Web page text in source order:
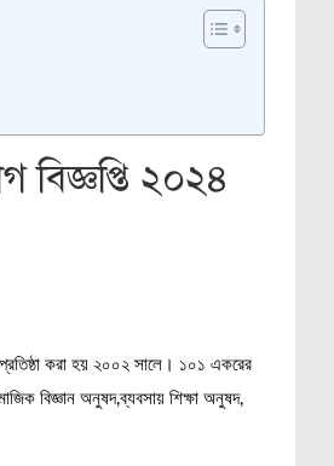
বিজ্ঞপ্তি ২০২৪
প্রতিষ্ঠা করা হয় ২০০২ সালে। ১০১ একরের
বিজ্ঞান অনুষদ,ব্যবসায় শিক্ষা অনুষদ,